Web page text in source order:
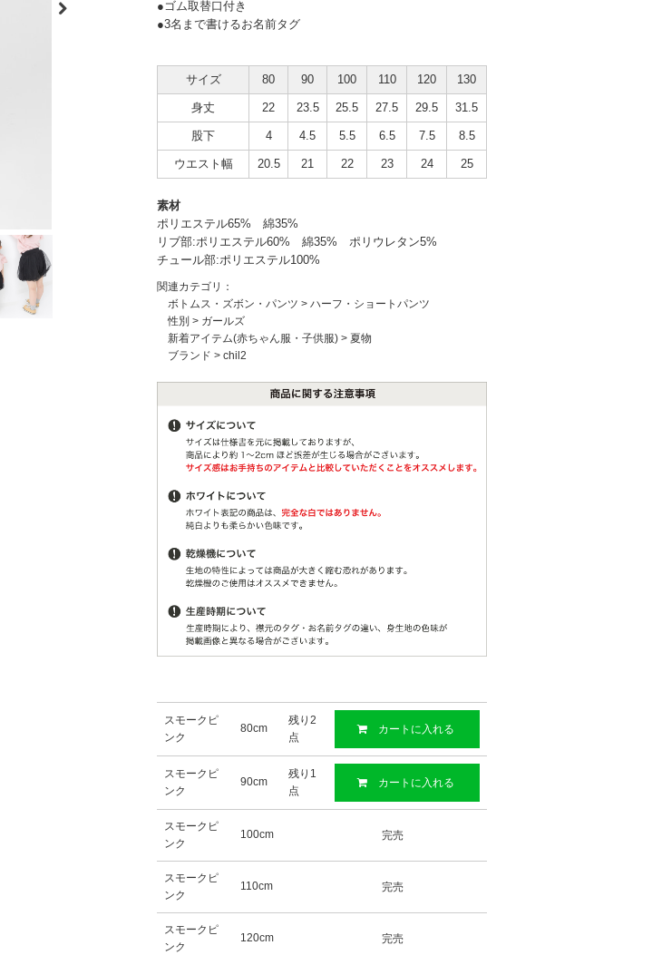
●ゴム取替口付き
●3名まで書けるお名前タグ
サイズ 80 90 100 110 120 130
身丈 22 23.5 25.5 27.5 29.5 31.5
股下 4 4.5 5.5 6.5 7.5 8.5
ウエスト幅 20.5 21 22 23 24 25
素材
ポリエステル65% 綿35%
リブ部:ポリエステル60% 綿35% ポリウレタン5%
チュール部:ポリエステル100%
関連カテゴリ：
ボトムス・ズボン・パンツ > ハーフ・ショートパンツ
性別 > ガールズ
新着アイテム(赤ちゃん服・子供服) > 夏物
ブランド > chil2
スモークピ
ンク
80cm
残り2
点
カートに入れる
スモークピ
ンク
90cm
残り1
点
カートに入れる
スモークピ
ンク
100cm 完売
スモークピ
ンク
110cm 完売
スモークピ
ンク
120cm 完売